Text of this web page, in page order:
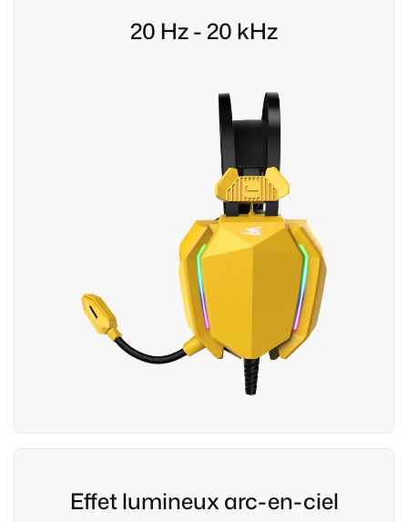
20 Hz - 20 kHz
Effet lumineux arc-en-ciel